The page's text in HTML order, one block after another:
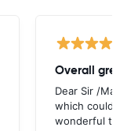
Overall
Dear Sir /
which could
wonderful to